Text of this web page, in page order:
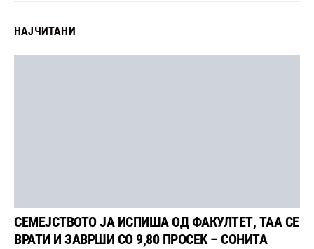
НАЈЧИТАНИ
СЕМЕЈСТВОТО ЈА ИСПИША ОД ФАКУЛТЕТ, ТАА СЕ
ВРАТИ И ЗАВРШИ СО 9,80 ПРОСЕК – СОНИТА